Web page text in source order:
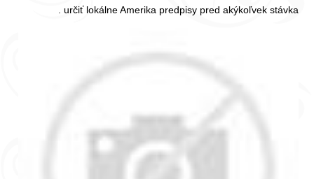
určiť lokálne Amerika predpisy pred akýkoľvek stávka .